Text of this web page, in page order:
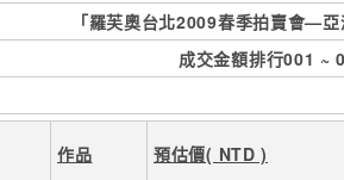
「羅芙奧台北2009春季拍賣會—
成交金額排行001 ~
作品 預估價( NTD )